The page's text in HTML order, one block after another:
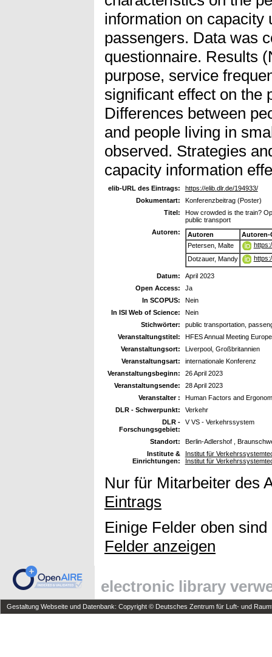
information on capacity
passengers. Data was
questionnaire. Results
purpose, service
significant effect on the
Differences between
and people living in
observed. Strategies
capacity information
elib-URL des Eintrags:
https://elib.dlr.de/194933/
Dokumentart:
Konferenzbeitrag (Poster)
Titel:
How crowded is the train?
public transport
Autoren:
Autoren
Autoren-
Petersen, Malte
Dotzauer, Mandy
Datum:
April 2023
Open Access:
Ja
In SCOPUS:
Nein
In ISI Web of Science:
Nein
Stichwörter:
public transportation,
Veranstaltungstitel:
HFES Annual Meeting
Veranstaltungsort:
Liverpool, Großbritannien
Veranstaltungsart:
internationale Konferenz
Veranstaltungsbeginn:
26 April 2023
Veranstaltungsende:
28 April 2023
Veranstalter :
Human Factors and
DLR - Schwerpunkt:
Verkehr
DLR -
Forschungsgebiet:
V VS - Verkehrssystem
Standort:
Berlin-Adlershof ,
Institute &
Einrichtungen:
Institut für
Institut für
Nur für Mitarbeiter des
Eintrags
Einige Felder oben
Felder anzeigen
electronic library
Gestaltung Webseite und Datenbank: Copyright © Deutsches Zentrum für Luft- und